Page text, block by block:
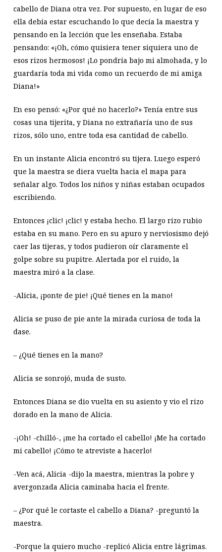
cabello de Diana otra vez. Por supuesto, en lugar de eso
ella debía estar escuchando lo que decía la maestra y
pensando en la lección que les enseñaba. Estaba
pensando: «¡Oh, cómo quisiera tener siquiera uno de
esos rizos hermosos! ¡Lo pondría bajo mi almohada, y lo
guardaría toda mi vida como un recuerdo de mi amiga
Diana!»
En eso pensó: «¿Por qué no hacerlo?» Tenía entre sus
cosas una tijerita, y Diana no extrañaría uno de sus
rizos, sólo uno, entre toda esa cantidad de cabello.
En un instante Alicia encontró su tijera. Luego esperó
que la maestra se diera vuelta hacia el mapa para
señalar algo. Todos los niños y niñas estaban ocupados
escribiendo.
Entonces ¡clic! ¡clic! y estaba hecho. El largo rizo rubio
estaba en su mano. Pero en su apuro y nerviosismo dejó
caer las tijeras, y todos pudieron oír claramente el
golpe sobre su pupitre. Alertada por el ruido, la
maestra miró a la clase.
-Alicia, ¡ponte de pie! ¡Qué tienes en la mano!
Alicia se puso de pie ante la mirada curiosa de toda la
dase.
– ¿Qué tienes en la mano?
Alicia se sonrojó, muda de susto.
Entonces Diana se dio vuelta en su asiento y vio el rizo
dorado en la mano de Alicia.
-¡Oh! -chilló-, ¡me ha cortado el cabello! ¡Me ha cortado
mi cabello! ¡Cómo te atreviste a hacerlo!
-Ven acá, Alicia -dijo la maestra, mientras la pobre y
avergonzada Alicia caminaba hacia el frente.
– ¿Por qué le cortaste el cabello a Diana? -preguntó la
maestra.
-Porque la quiero mucho -replicó Alicia entre lágrimas.